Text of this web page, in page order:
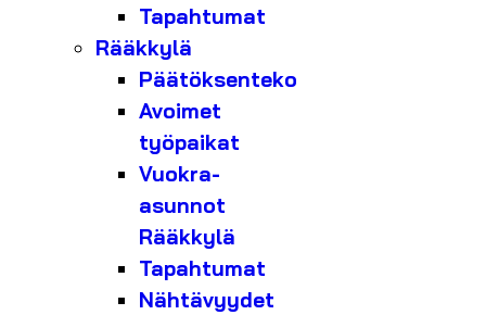
Tapahtumat
Rääkkylä
Päätöksenteko
Avoimet
työpaikat
Vuokra-
asunnot
Rääkkylä
Tapahtumat
Nähtävyydet